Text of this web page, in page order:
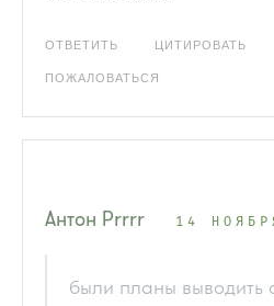
ОТВЕТИТЬ ЦИТИРОВАТЬ
ПОЖАЛОВАТЬСЯ
Антон Рrrrr 14
были планы выводить